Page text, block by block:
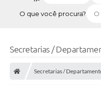
O que você procura?
Secretarias /
Secretarias /